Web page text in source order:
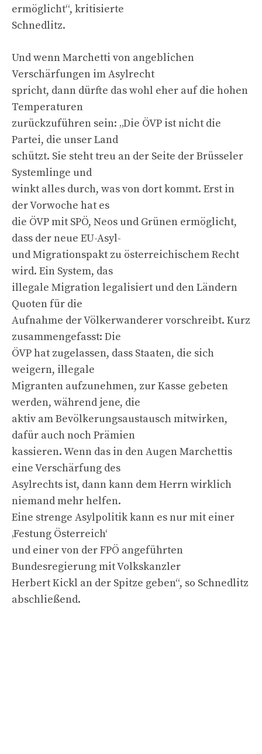
ermöglicht“, kritisierte
Schnedlitz.
Und wenn Marchetti von angeblichen
Verschärfungen im Asylrecht
spricht, dann dürfte das wohl eher auf die hohen
Temperaturen
zurückzuführen sein: „Die ÖVP ist nicht die
Partei, die unser Land
schützt. Sie steht treu an der Seite der Brüsseler
Systemlinge und
winkt alles durch, was von dort kommt. Erst in
der Vorwoche hat es
die ÖVP mit SPÖ, Neos und Grünen ermöglicht,
dass der neue EU-Asyl-
und Migrationspakt zu österreichischem Recht
wird. Ein System, das
illegale Migration legalisiert und den Ländern
Quoten für die
Aufnahme der Völkerwanderer vorschreibt. Kurz
zusammengefasst: Die
ÖVP hat zugelassen, dass Staaten, die sich
weigern, illegale
Migranten aufzunehmen, zur Kasse gebeten
werden, während jene, die
aktiv am Bevölkerungsaustausch mitwirken,
dafür auch noch Prämien
kassieren. Wenn das in den Augen Marchettis
eine Verschärfung des
Asylrechts ist, dann kann dem Herrn wirklich
niemand mehr helfen.
Eine strenge Asylpolitik kann es nur mit einer
‚Festung Österreich‘
und einer von der FPÖ angeführten
Bundesregierung mit Volkskanzler
Herbert Kickl an der Spitze geben“, so Schnedlitz
abschließend.